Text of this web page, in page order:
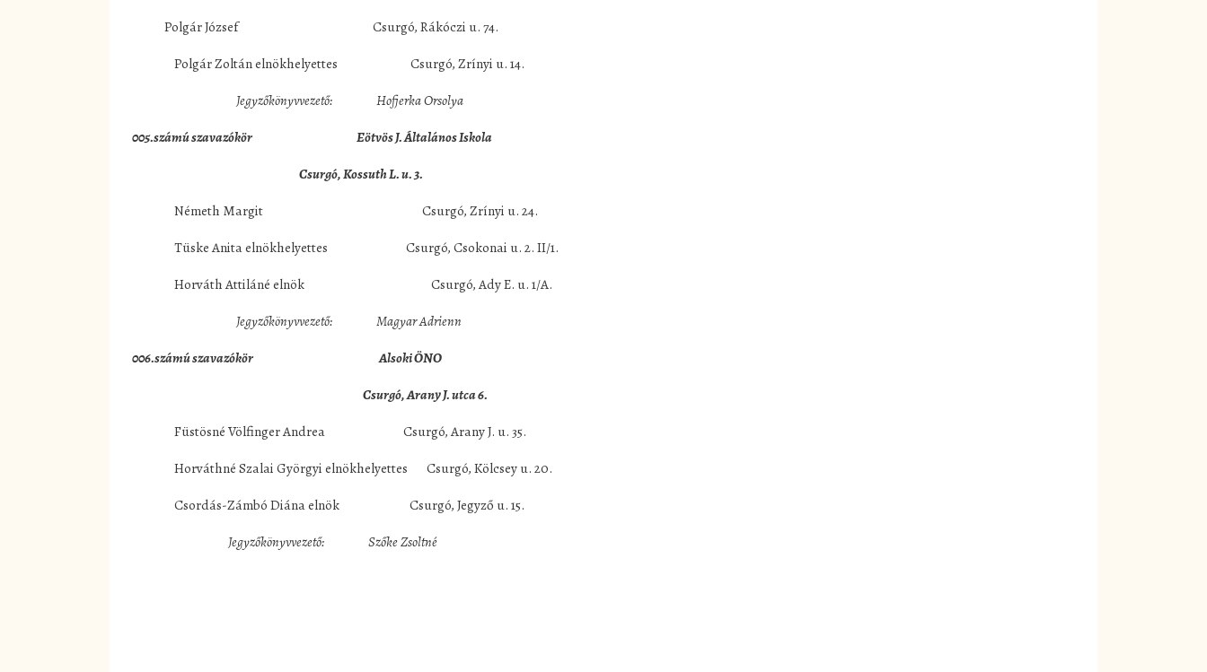
Polgár József Csurgó, Rákóczi u. 74.
Polgár Zoltán elnökhelyettes Csurgó, Zrínyi u. 14.
Jegyzőkönyvvezető: Hofjerka Orsolya
005.számú szavazókör Eötvös J. Általános Iskola
Csurgó, Kossuth L. u. 3.
Németh Margit Csurgó, Zrínyi u. 24.
Tüske Anita elnökhelyettes Csurgó, Csokonai u. 2. II/1.
Horváth Attiláné elnök Csurgó, Ady E. u. 1/A.
Jegyzőkönyvvezető: Magyar Adrienn
006.számú szavazókör Alsoki ÖNO
Csurgó, Arany J. utca 6.
Füstösné Völfinger Andrea Csurgó, Arany J. u. 35.
Horváthné Szalai Györgyi elnökhelyettes Csurgó, Kölcsey u. 20.
Csordás-Zámbó Diána elnök Csurgó, Jegyző u. 15.
Jegyzőkönyvvezető: Szőke Zsoltné